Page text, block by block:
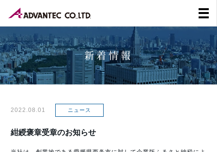
新着情報
2022.08.01 ニュース
紺綬褒章受章のお知らせ